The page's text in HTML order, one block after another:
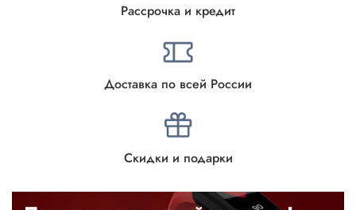
Рассрочка и кредит
Доставка по всей России
Скидки и подарки